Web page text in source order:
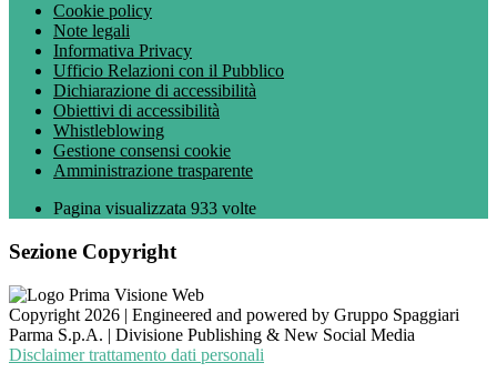
Cookie policy
Note legali
Informativa Privacy
Ufficio Relazioni con il Pubblico
Dichiarazione di accessibilità
Obiettivi di accessibilità
Whistleblowing
Gestione consensi cookie
Amministrazione trasparente
Pagina visualizzata 933 volte
Sezione Copyright
Copyright 2026 | Engineered and powered by Gruppo Spaggiari
Parma S.p.A. | Divisione Publishing & New Social Media
Disclaimer trattamento dati personali